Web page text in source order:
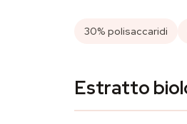
30% polisaccaridi
Estratto